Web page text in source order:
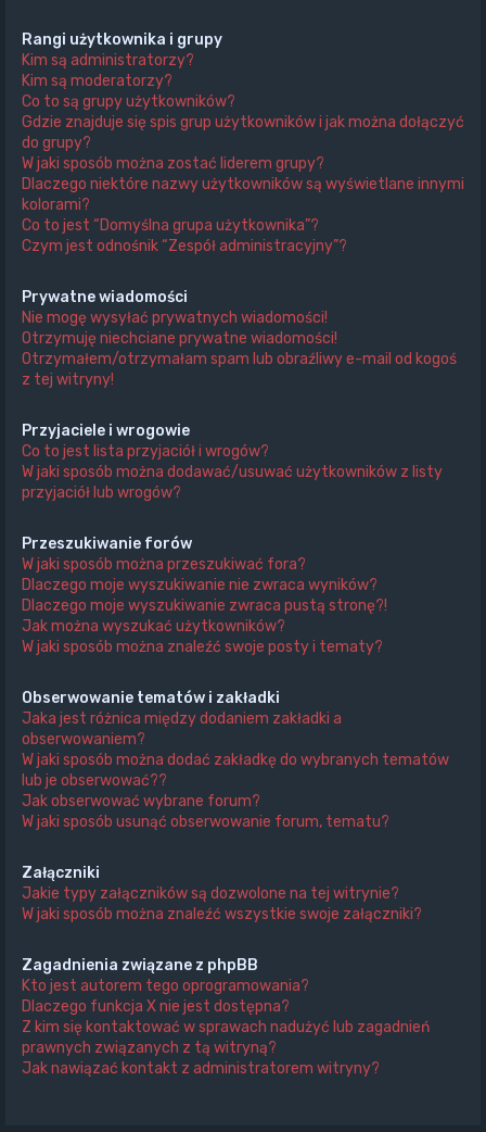
Rangi użytkownika i grupy
Kim są administratorzy?
Kim są moderatorzy?
Co to są grupy użytkowników?
Gdzie znajduje się spis grup użytkowników i jak można dołączyć
do grupy?
W jaki sposób można zostać liderem grupy?
Dlaczego niektóre nazwy użytkowników są wyświetlane innymi
kolorami?
Co to jest “Domyślna grupa użytkownika”?
Czym jest odnośnik “Zespół administracyjny”?
Prywatne wiadomości
Nie mogę wysyłać prywatnych wiadomości!
Otrzymuję niechciane prywatne wiadomości!
Otrzymałem/otrzymałam spam lub obraźliwy e-mail od kogoś
z tej witryny!
Przyjaciele i wrogowie
Co to jest lista przyjaciół i wrogów?
W jaki sposób można dodawać/usuwać użytkowników z listy
przyjaciół lub wrogów?
Przeszukiwanie forów
W jaki sposób można przeszukiwać fora?
Dlaczego moje wyszukiwanie nie zwraca wyników?
Dlaczego moje wyszukiwanie zwraca pustą stronę?!
Jak można wyszukać użytkowników?
W jaki sposób można znaleźć swoje posty i tematy?
Obserwowanie tematów i zakładki
Jaka jest różnica między dodaniem zakładki a
obserwowaniem?
W jaki sposób można dodać zakładkę do wybranych tematów
lub je obserwować??
Jak obserwować wybrane forum?
W jaki sposób usunąć obserwowanie forum, tematu?
Załączniki
Jakie typy załączników są dozwolone na tej witrynie?
W jaki sposób można znaleźć wszystkie swoje załączniki?
Zagadnienia związane z phpBB
Kto jest autorem tego oprogramowania?
Dlaczego funkcja X nie jest dostępna?
Z kim się kontaktować w sprawach nadużyć lub zagadnień
prawnych związanych z tą witryną?
Jak nawiązać kontakt z administratorem witryny?